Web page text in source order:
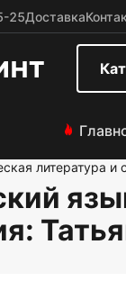
25Доставка
литература и
: